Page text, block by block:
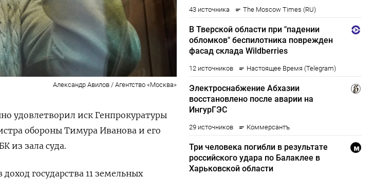
Александр Авилов / Агентство «Москва»
удовлетворил иск Генпрокуратуры
обороны Тимура Иванова и его
из зала суда.
государства 11 земельных